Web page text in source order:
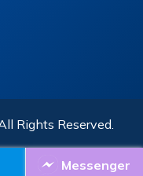
Rights Reserved.
Messenger